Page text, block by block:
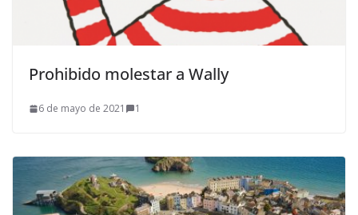
Prohibido molestar a Wally
6 de mayo de 2021 1